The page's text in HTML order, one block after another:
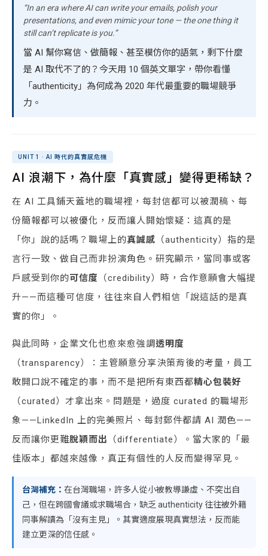
“In an era where AI can write your emails, polish your
presentations, and even mimic your tone — the one thing it
still can’t replicate is you.”
當 AI 幫你寫信、做簡報、甚至模仿你的語氣，剩下什麼
是 AI 取代不了的？今天用 10 個英文單字，帶你看懂
「authenticity」為何成為 2020 年代最重要的職場競爭
力。
UNIT 1 · AI 時代的真實感危機
AI 浪潮下，為什麼「真實感」變得更稀缺？
在 AI 工具鋪天蓋地的職場裡，每封信都可以被潤稿、每
份簡報都可以被優化，反而讓人開始懷疑：這真的是
「你」說的話嗎？職場上的真誠感 （authenticity）指的是
言行一致、做自己而非扮演角色。研究顯示，當同事或客
戶感受到你的可信度
（credibility）時，合作意願會大幅提
升——而這種可信度，往往來自人們相信「說這話的是真
實的你」。
與此同時，企業文化也愈來愈強調透明度
（transparency）：主管願意分享決策背後的考量，員工
敢開口說不確定的事，而不是把所有東西都精心包裝好
（curated）才拿出來。問題是，過度 curated 的職場形
象——LinkedIn 上的完美照片、每封郵件都請 AI 潤色——
反而讓你更難脫穎而出
（differentiate）。當大家的「最
佳版本」都越來越像，真正有個性的人反而變得罕見。
台灣補充： 在台灣職場，許多人從小被教導謙虛、不突出自
己，但在跨國會議或求職場合，缺乏 authenticity 往往被外籍
同事解讀為「沒有主見」。其實適度展現真實想法，反而能
建立更深的信任感。